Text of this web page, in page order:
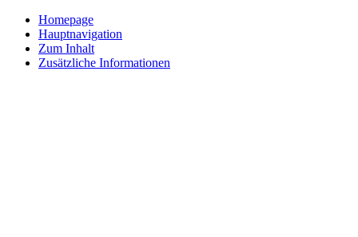
Homepage
Hauptnavigation
Zum Inhalt
Zusätzliche Informationen